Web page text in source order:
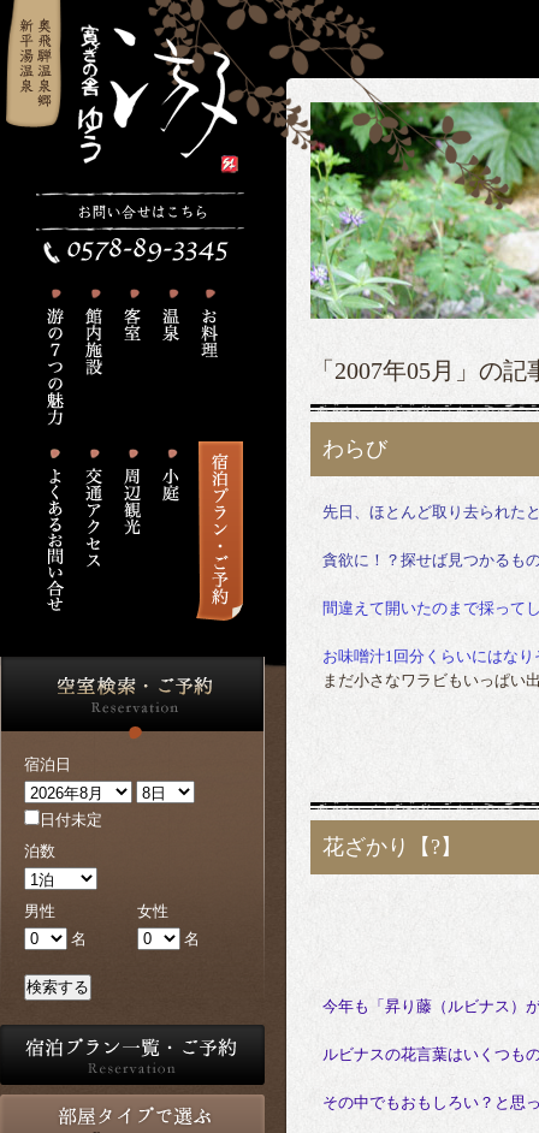
宿泊日
日付未定
泊数
男性
名
女性
名
検索する
「2007年05月」の記
わらび
先日、ほとんど取り去られた
貪欲に！？探せば見つかるも
間違えて開いたのまで採って
お味噌汁1回分くらいにはなり
まだ小さなワラビもいっぱい
花ざかり【?】
今年も「昇り藤（ルビナス）
ルビナスの花言葉はいくつも
その中でもおもしろい？と思